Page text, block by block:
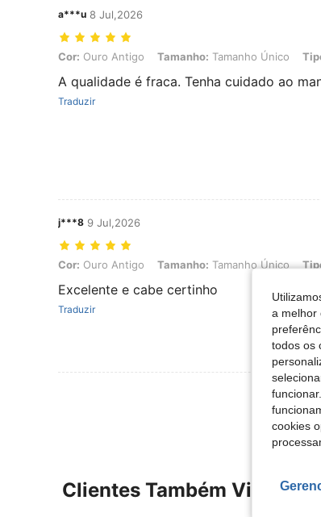
a***u 8 Jul,2026
Cor: Ouro Antigo, Tamanho: Tamanho Único, Tipos de
Cor: Ouro Antigo Tamanho: Tamanho Único
A qualidade é fraca. Tenha cuidado ao
Traduzir
j***8 9 Jul,2026
Cor: Ouro Antigo, Tamanho: Tamanho Único, Tipos de
Cor: Ouro Antigo Tamanho: Tamanho Único
Excelente e cabe certinho
Traduzir
Ver
Clientes Também
a melhor
todos os
cookies